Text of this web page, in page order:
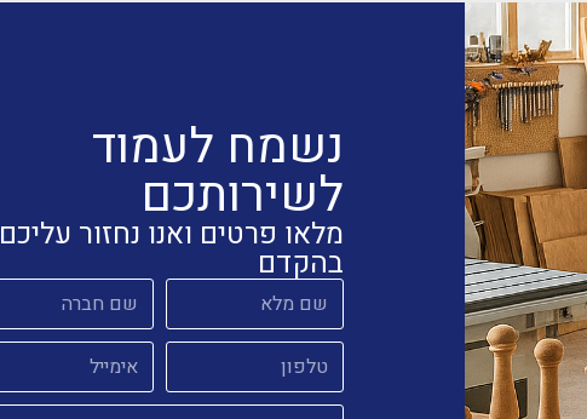
נשמח לעמוד
לשירותכם
מלאו פרטים ואנו נחזור עליכם
בהקדם